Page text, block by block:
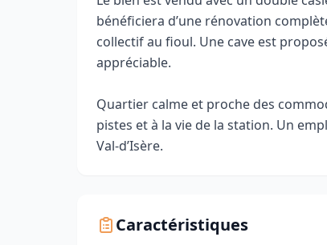
bénéficiera d’une rénovation
collectif au fioul. Une cave est
appréciable.
Quartier calme et proche des
pistes et à la vie de la station. Un
Val‑d’Isère.
Caractéristiques